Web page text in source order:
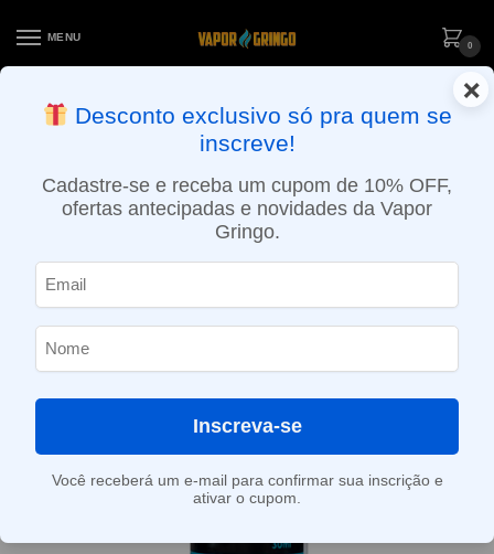
MENU
0
ENTREGA NO MESMO DIA EM SÃO PAULO (SEG A SEX): PEDIDOS
APROVADOS ATÉ 15:30 VIA MOTOBOY
×
Desconto exclusivo só pra quem se
inscreve!
Cadastre-se e receba um cupom de 10% OFF,
ofertas antecipadas e novidades da Vapor
Gringo.
Inscreva-se
Você receberá um e-mail para confirmar sua inscrição e
ativar o cupom.